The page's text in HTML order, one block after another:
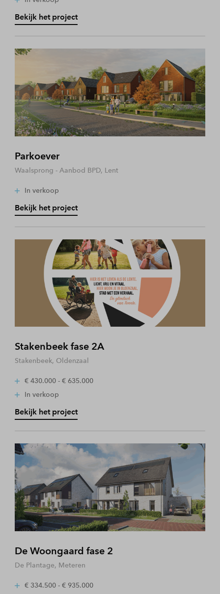
Bekijk het project
Parkoever
Waalsprong - Aanbod BPD, Lent
In verkoop
Bekijk het project
Stakenbeek fase 2A
Stakenbeek, Oldenzaal
€ 430.000 - € 635.000
In verkoop
Bekijk het project
De Woongaard fase 2
De Plantage, Meteren
€ 334.500 - € 935.000